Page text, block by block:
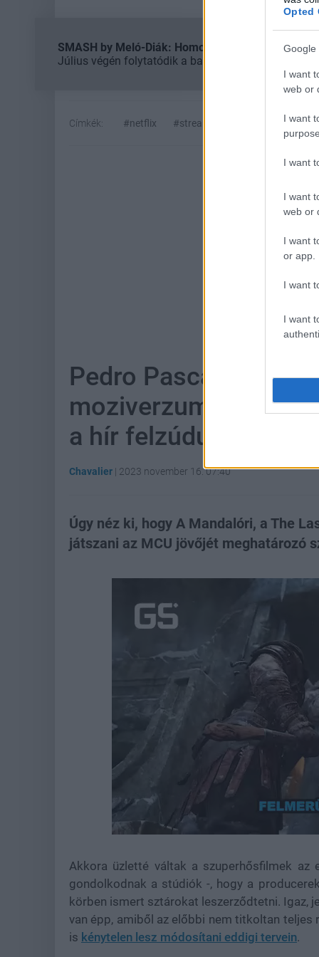
Opted
Google
I want
web or
I want
I want
I want
web or
I want
or app.
I want
I want
SMASH by Meló-Diák: Homok, zene és a nyár
Július végén folytatódik a balatoni strandröplabda-
Címkék: #netflix #streaming
Pedro Pascal
moziverzumának
a hír felzúdulást
Chavalier | 2023 november 16. 07:40
Úgy néz ki, hogy A Mandalóri, a The
játszani az MCU jövőjét meghatározó
Unmute
21.86%
Akkora üzletté váltak a szuperhősfilmek az
gondolkodnak a stúdiók -, hogy a
körben ismert sztárokat leszerződtetni. Igaz,
van épp, amiből az előbbi nem titkoltan
is kénytelen lesz módosítani eddigi tervein.